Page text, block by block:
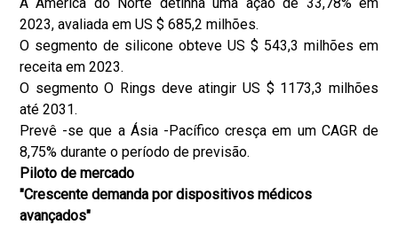
2023, avaliada em US $ 685,2 milhões.
O segmento de silicone obteve US $ 543,3 milhões em
receita em 2023.
O segmento O Rings deve atingir US $ 1173,3 milhões
até 2031.
Prevê -se que a Ásia -Pacífico cresça em um CAGR de
8,75% durante o período de previsão.
Piloto de mercado
"Crescente demanda por dispositivos médicos
avançados"